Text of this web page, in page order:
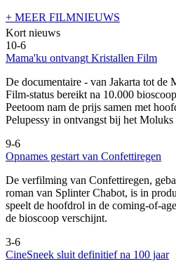
+ MEER FILMNIEUWS
Kort nieuws
10-6
Mama'ku ontvangt Kristallen Film
De documentaire - van Jakarta tot de
Film-status bereikt na 10.000
Peetoom nam de prijs samen met
Pelupessy in ontvangst bij het
9-6
Opnames gestart van Confettiregen
De verfilming van Confettiregen,
roman van Splinter Chabot, is in
speelt de hoofdrol in de coming-of-
de bioscoop verschijnt.
3-6
CineSneek sluit definitief na 100 jaar